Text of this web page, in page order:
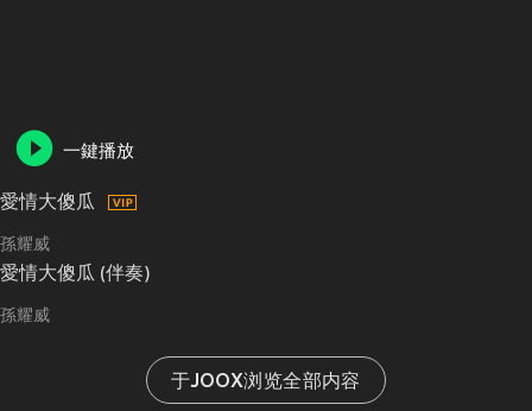
一鍵播放
愛情大傻瓜
孫耀威
愛情大傻瓜 (伴奏)
孫耀威
于JOOX浏览全部内容